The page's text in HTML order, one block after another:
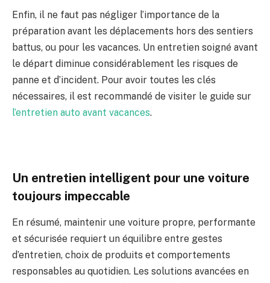
Enfin, il ne faut pas négliger l’importance de la
préparation avant les déplacements hors des sentiers
battus, ou pour les vacances. Un entretien soigné avant
le départ diminue considérablement les risques de
panne et d’incident. Pour avoir toutes les clés
nécessaires, il est recommandé de visiter le guide sur
l’entretien auto avant vacances.
Un entretien intelligent pour une voiture
toujours impeccable
En résumé, maintenir une voiture propre, performante
et sécurisée requiert un équilibre entre gestes
d’entretien, choix de produits et comportements
responsables au quotidien. Les solutions avancées en